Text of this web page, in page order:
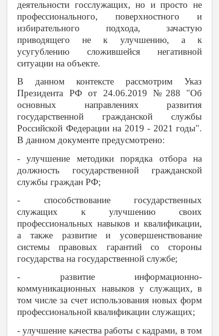
деятельности госслужащих, но и просто не
профессионального, поверхностного и
избирательного подхода, зачастую
приводящего не к улучшению, а к
усугублению сложившейся негативной
ситуации на объекте.
В данном контексте рассмотрим Указ
Президента РФ от 24.06.2019 №288 "Об
основных направлениях развития
государственной гражданской службы
Российской Федерации на 2019 - 2021 годы".
В данном документе предусмотрено:
- улучшение методики порядка отбора на
должность государственной гражданской
службы граждан РФ;
- способствование государственных
служащих к улучшению своих
профессиональных навыков и квалификации,
а также развитие и усовершенствование
системы правовых гарантий со стороны
государства на государственной службе;
- развитие информационно-
коммуникационных навыков у служащих, в
том числе за счет использования новых форм
профессиональной квалификации служащих;
- улучшение качества работы с кадрами, в том